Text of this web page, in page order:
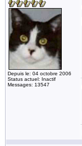
Depuis le: 04 octobre 2006
Status actuel: Inactif
Messages: 13547